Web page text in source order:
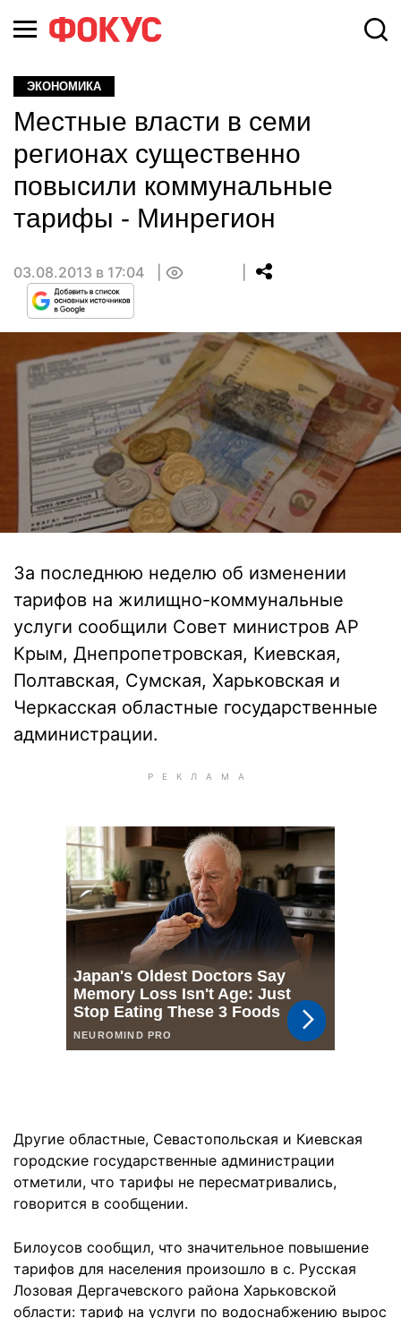
ЭКОНОМИКА
Местные власти в семи
регионах существенно
повысили коммунальные
тарифы - Минрегион
03.08.2013 в 17:04
За последнюю неделю об изменении
тарифов на жилищно-коммунальные
услуги сообщили Совет министров АР
Крым, Днепропетровская, Киевская,
Полтавская, Сумская, Харьковская и
Черкасская областные государственные
администрации.
Другие областные, Севастопольская и Киевская
городские государственные администрации
отметили, что тарифы не пересматривались,
говорится в сообщении.
Билоусов сообщил, что значительное повышение
тарифов для населения произошло в с. Русская
Лозовая Дергачевского района Харьковской
области: тариф на услуги по водоснабжению вырос